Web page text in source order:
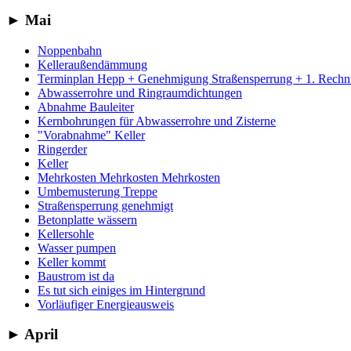
► Mai
Noppenbahn
Kelleraußendämmung
Terminplan Hepp + Genehmigung Straßensperrung + 1.
Abwasserrohre und Ringraumdichtungen
Abnahme Bauleiter
Kernbohrungen für Abwasserrohre und Zisterne
"Vorabnahme" Keller
Ringerder
Keller
Mehrkosten Mehrkosten Mehrkosten
Umbemusterung Treppe
Straßensperrung genehmigt
Betonplatte wässern
Kellersohle
Wasser pumpen
Keller kommt
Baustrom ist da
Es tut sich einiges im Hintergrund
Vorläufiger Energieausweis
► April